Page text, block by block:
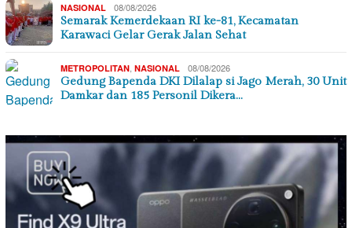
NASIONAL 08/08/2026
Semarak Kemerdekaan RI ke-81, Kecamatan
Karawaci Gelar Gerak Jalan Sehat
METROPOLITAN NASIONAL 08/08/2026
Gedung Bapenda DKI Dilalap si Jago Merah, 30 Unit
Damkar dan 185 Personil Dikera…